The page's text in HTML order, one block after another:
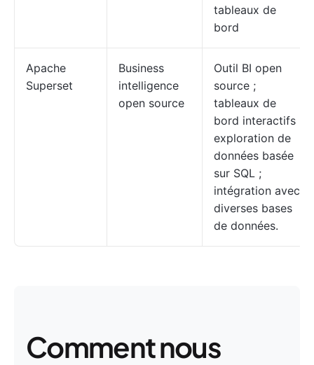
tableaux de
bord
Apache
Superset
Business
intelligence
open source
Outil BI open
source ;
tableaux de
bord interactifs ;
exploration de
données basée
sur SQL ;
intégration avec
diverses bases
de données.
Comment nous